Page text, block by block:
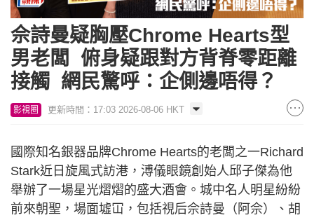
佘詩曼疑胸壓Chrome Hearts型
男老闆 俯身疑跟對方背脊零距離
接觸 網民驚呼：企側邊唔得？
影視圈 更新時間：17:03 2026-08-06 HKT
國際知名銀器品牌Chrome Hearts的老闆之一Richard
Stark近日旋風式訪港，溥儀眼鏡創始人邱子傑為他
舉辦了一場星光熠熠的盛大酒會。城中名人明星紛紛
前來朝聖，場面墟冚，包括視后佘詩曼（阿佘）、胡